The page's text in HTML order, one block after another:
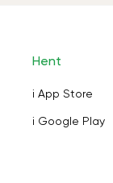
Hent
i App Store
i Google Play